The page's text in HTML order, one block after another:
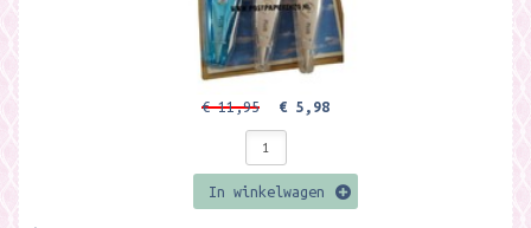
€ 11,95 € 5,98
In winkelwagen